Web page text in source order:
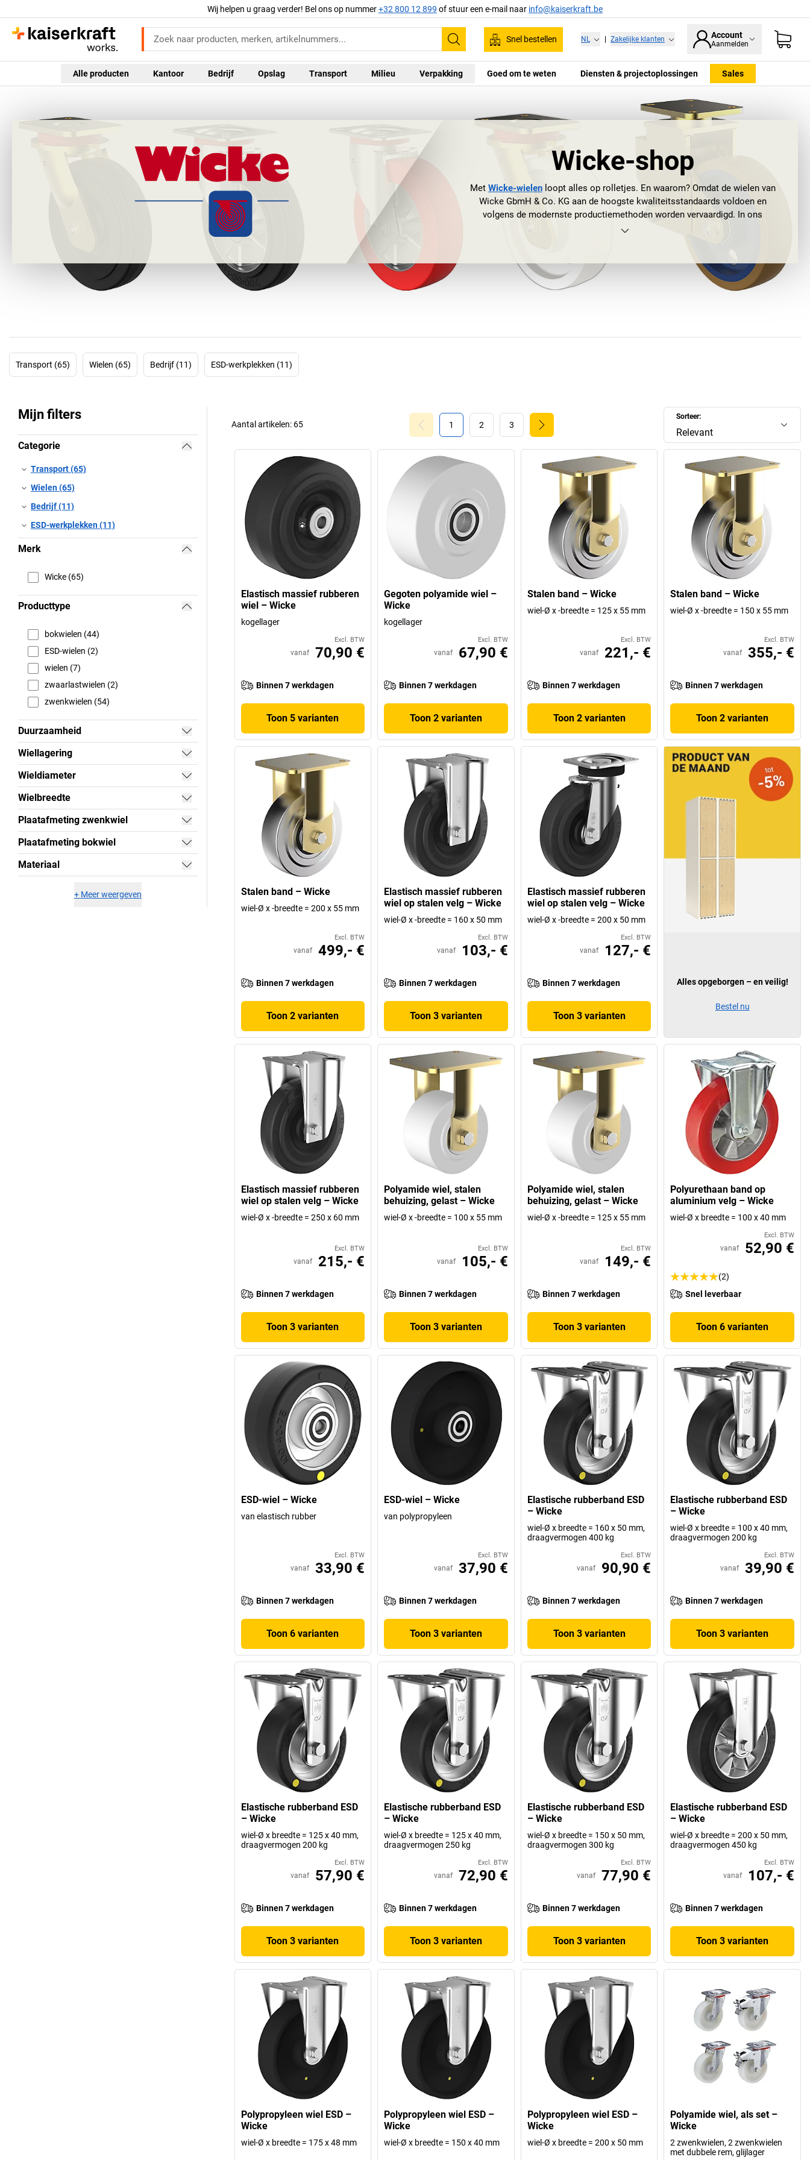
Wij helpen u graag verder! Bel ons op nummer+32 800 12 899 of stuur een e-mail naar info@kaiserkraft.be
Zoeken
Snel bestellen NL Zakelijke klanten Account
Aanmelden
Alle producten Kantoor Bedrijf Opslag Transport Milieu Verpakking Goed om te weten Diensten & projectoplossingen Sales
Wicke-shop
Met Wicke-wielenloopt alles op rolletjes. En waarom? Omdat de wielen van
Wicke GbmH & Co. KG aan de hoogste kwaliteitsstandaards voldoen en
volgens de modernste productiemethoden worden vervaardigd. In ons
assortiment mogen ze daarom niet ontbreken, en dus vindt u hier allerlei
aluminium velg, polyamide velg of plaatstalen velg; bokwiel of zwenkwiel; met
glijlager of dubbele rem...
en rollen voor allerlei transportapparaten ook nog in Tsjechië en sinds 1993
Transport (65) Wielen (65) Bedrijf (11) ESD-werkplekken (11)
Mijn filters
Categorie
Transport (65)
Wielen (65)
Bedrijf (11)
ESD-werkplekken (11)
Merk
Wicke (65)
Producttype
bokwielen (44)
ESD-wielen (2)
wielen (7)
zwaarlastwielen (2)
zwenkwielen (54)
Duurzaamheid
Wiellagering
Wieldiameter
Wielbreedte
Plaatafmeting zwenkwiel
Plaatafmeting bokwiel
Materiaal
+ Meer weergeven
Sorteer:
Relevant
1 2 3
Aantal artikelen: 65
Elastisch massief rubberen
wiel – Wicke
kogellager
Excl. BTW
vanaf 70,90 €
Binnen 7 werkdagen
Toon 5 varianten
Gegoten polyamide wiel –
Wicke
kogellager
Excl. BTW
vanaf 67,90 €
Binnen 7 werkdagen
Toon 2 varianten
Stalen band – Wicke
wiel-Ø x -breedte = 125 x 55 mm
Excl. BTW
vanaf 221,- €
Binnen 7 werkdagen
Toon 2 varianten
Stalen band – Wicke
wiel-Ø x -breedte = 150 x 55 mm
Excl. BTW
vanaf 355,- €
Binnen 7 werkdagen
Toon 2 varianten
Stalen band – Wicke
wiel-Ø x -breedte = 200 x 55 mm
Excl. BTW
vanaf 499,- €
Binnen 7 werkdagen
Toon 2 varianten
Elastisch massief rubberen
wiel op stalen velg – Wicke
wiel-Ø x -breedte = 160 x 50 mm
Excl. BTW
vanaf 103,- €
Binnen 7 werkdagen
Toon 3 varianten
Elastisch massief rubberen
wiel op stalen velg – Wicke
wiel-Ø x -breedte = 200 x 50 mm
Excl. BTW
vanaf 127,- €
Binnen 7 werkdagen
Toon 3 varianten
Elastisch massief rubberen
wiel op stalen velg – Wicke
wiel-Ø x -breedte = 250 x 60 mm
Excl. BTW
vanaf 215,- €
Binnen 7 werkdagen
Toon 3 varianten
Polyamide wiel, stalen
behuizing, gelast – Wicke
wiel-Ø x -breedte = 100 x 55 mm
Excl. BTW
vanaf 105,- €
Binnen 7 werkdagen
Toon 3 varianten
Polyamide wiel, stalen
behuizing, gelast – Wicke
wiel-Ø x -breedte = 125 x 55 mm
Excl. BTW
vanaf 149,- €
Binnen 7 werkdagen
Toon 3 varianten
Polyurethaan band op
aluminium velg – Wicke
wiel-Ø x breedte = 100 x 40 mm
Excl. BTW
vanaf 52,90 €
(2)
Snel leverbaar
Toon 6 varianten
ESD-wiel – Wicke
van elastisch rubber
Excl. BTW
vanaf 33,90 €
Binnen 7 werkdagen
Toon 6 varianten
ESD-wiel – Wicke
van polypropyleen
Excl. BTW
vanaf 37,90 €
Binnen 7 werkdagen
Toon 3 varianten
Elastische rubberband ESD
– Wicke
wiel-Ø x breedte = 160 x 50 mm,
draagvermogen 400 kg
Excl. BTW
vanaf 90,90 €
Binnen 7 werkdagen
Toon 3 varianten
Elastische rubberband ESD
– Wicke
wiel-Ø x breedte = 100 x 40 mm,
draagvermogen 200 kg
Excl. BTW
vanaf 39,90 €
Binnen 7 werkdagen
Toon 3 varianten
Elastische rubberband ESD
– Wicke
wiel-Ø x breedte = 125 x 40 mm,
draagvermogen 200 kg
Excl. BTW
vanaf 57,90 €
Binnen 7 werkdagen
Toon 3 varianten
Elastische rubberband ESD
– Wicke
wiel-Ø x breedte = 125 x 40 mm,
draagvermogen 250 kg
Excl. BTW
vanaf 72,90 €
Binnen 7 werkdagen
Toon 3 varianten
Elastische rubberband ESD
– Wicke
wiel-Ø x breedte = 150 x 50 mm,
draagvermogen 300 kg
Excl. BTW
vanaf 77,90 €
Binnen 7 werkdagen
Toon 3 varianten
Elastische rubberband ESD
– Wicke
wiel-Ø x breedte = 200 x 50 mm,
draagvermogen 450 kg
Excl. BTW
vanaf 107,- €
Binnen 7 werkdagen
Toon 3 varianten
Polypropyleen wiel ESD –
Wicke
wiel-Ø x breedte = 175 x 48 mm
Polypropyleen wiel ESD –
Wicke
wiel-Ø x breedte = 150 x 40 mm
Polypropyleen wiel ESD –
Wicke
wiel-Ø x breedte = 200 x 50 mm
Polyamide wiel, als set –
Wicke
2 zwenkwielen, 2 zwenkwielen
met dubbele rem, glijlager
Alles opgeborgen – en veilig!
Bestel nu